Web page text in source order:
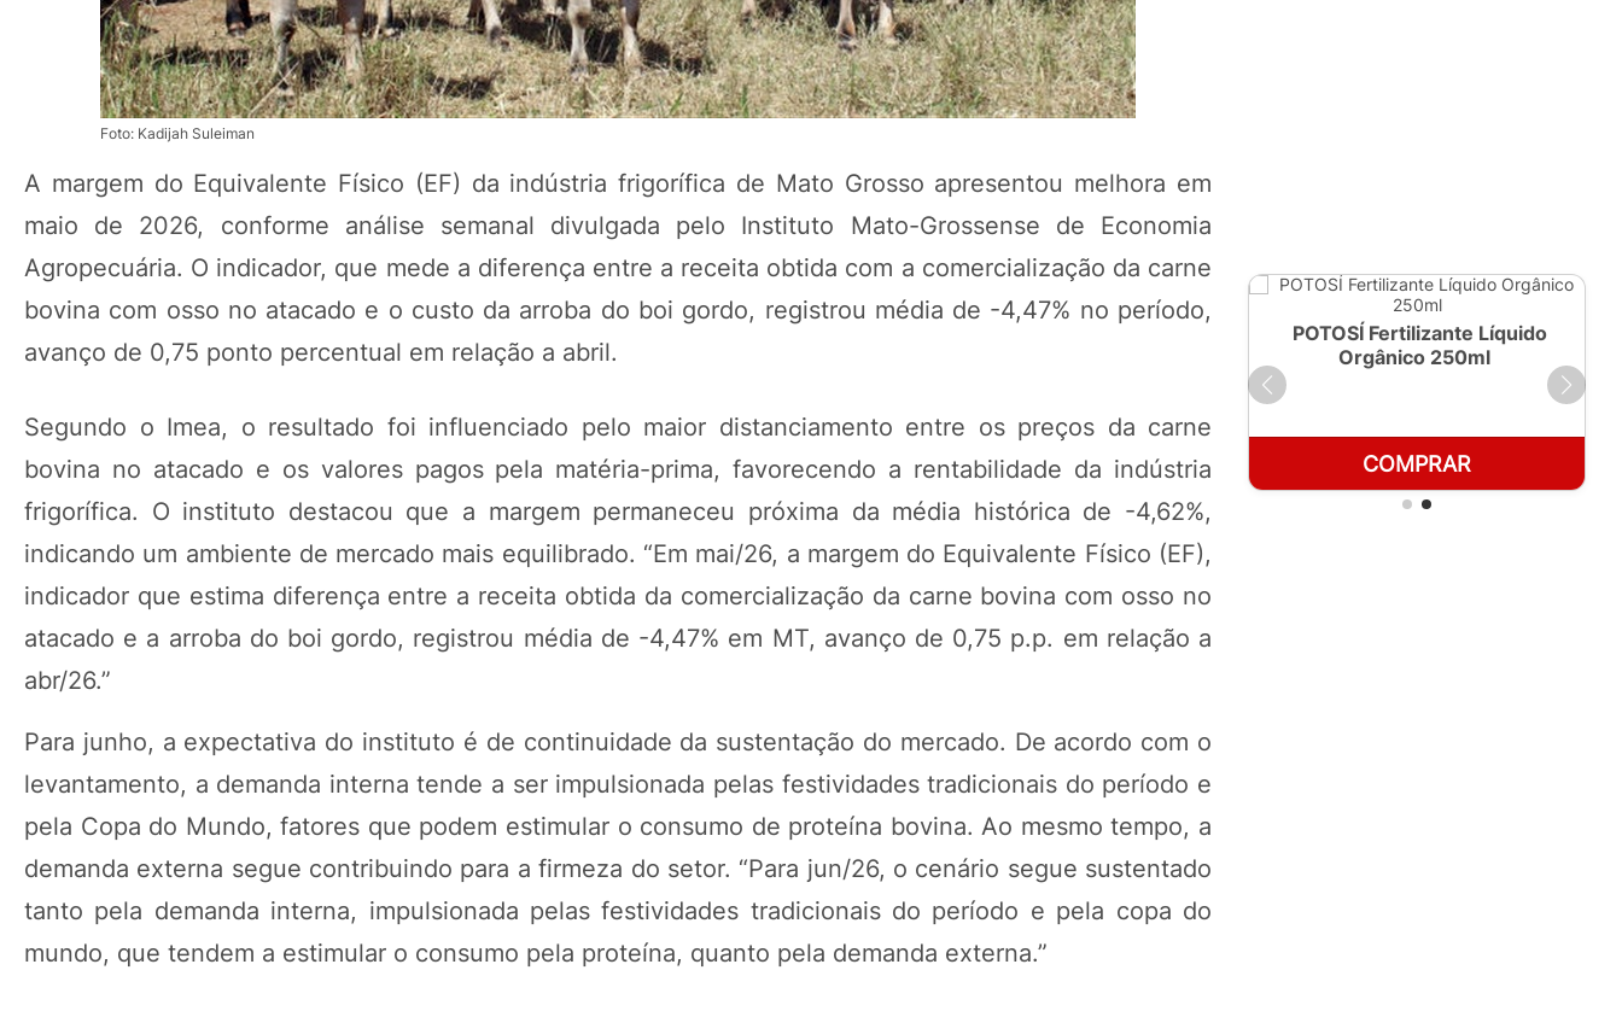
Foto: Kadijah Suleiman
A margem do Equivalente Físico (EF) da indústria frigorífica de Mato Grosso apresentou melhora em
maio de 2026, conforme análise semanal divulgada pelo Instituto Mato-Grossense de Economia
Agropecuária. O indicador, que mede a diferença entre a receita obtida com a comercialização da carne
bovina com osso no atacado e o custo da arroba do boi gordo, registrou média de -4,47% no período,
avanço de 0,75 ponto percentual em relação a abril.
Segundo o Imea, o resultado foi influenciado pelo maior distanciamento entre os preços da carne
bovina no atacado e os valores pagos pela matéria-prima, favorecendo a rentabilidade da indústria
frigorífica. O instituto destacou que a margem permaneceu próxima da média histórica de -4,62%,
indicando um ambiente de mercado mais equilibrado. “Em mai/26, a margem do Equivalente Físico (EF),
indicador que estima diferença entre a receita obtida da comercialização da carne bovina com osso no
atacado e a arroba do boi gordo, registrou média de -4,47% em MT, avanço de 0,75 p.p. em relação a
abr/26.”
Para junho, a expectativa do instituto é de continuidade da sustentação do mercado. De acordo com o
levantamento, a demanda interna tende a ser impulsionada pelas festividades tradicionais do período e
pela Copa do Mundo, fatores que podem estimular o consumo de proteína bovina. Ao mesmo tempo, a
demanda externa segue contribuindo para a firmeza do setor. “Para jun/26, o cenário segue sustentado
tanto pela demanda interna, impulsionada pelas festividades tradicionais do período e pela copa do
mundo, que tendem a estimular o consumo pela proteína, quanto pela demanda externa.”
COMPRAR
POTOSÍ Fertilizante Líquido
Orgânico 250ml
COMPRAR